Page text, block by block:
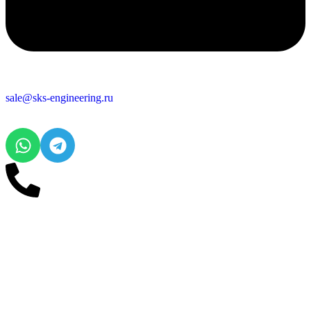
sale@sks-engineering.ru